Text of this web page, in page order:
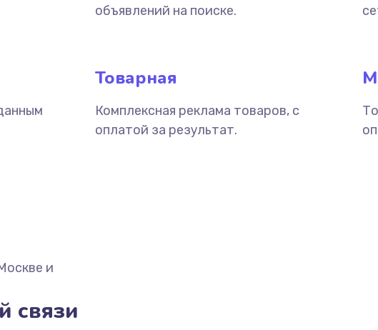
объявлений на поиске.
Товарная
Комплексная реклама товаров, с
оплатой за результат.
связи